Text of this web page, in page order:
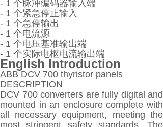
- 1 个脉冲编码器输入端
- 1 个紧急停止输入
- 1 个急停输出
- 1 个电流源
- 1 个电压基准输出端
- 1 个实际电枢电流输出端
English Introduction
ABB DCV 700 thyristor panels
DESCRIPTION
DCV 700 converters are fully digital and
mounted in an enclosure complete with
all necessary equipment, meeting the
most stringent safety standards. The